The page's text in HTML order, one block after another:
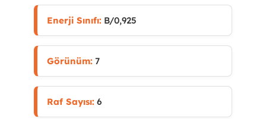
Enerji Sınıfı:B/0,925
Görünüm:7
Raf Sayısı:6